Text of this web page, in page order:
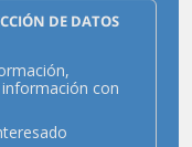
DE DATOS
con